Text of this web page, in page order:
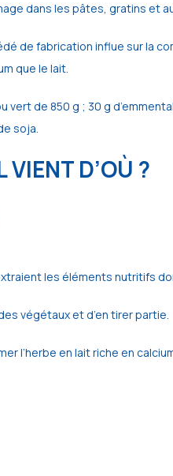
dans les pâtes, gratins et
de fabrication influe sur la
que le lait.
de 850 g ; 30 g
soja.
VIENT D’OÙ ?
les éléments nutritifs
végétaux et d’en tirer partie.
l’herbe en lait riche en